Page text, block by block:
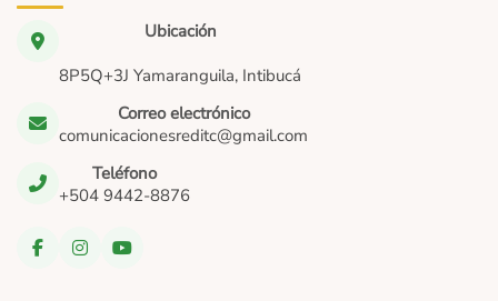
Ubicación
8P5Q+3J Yamaranguila, Intibucá
Correo electrónico
comunicacionesreditc@gmail.com
Teléfono
+504 9442-8876